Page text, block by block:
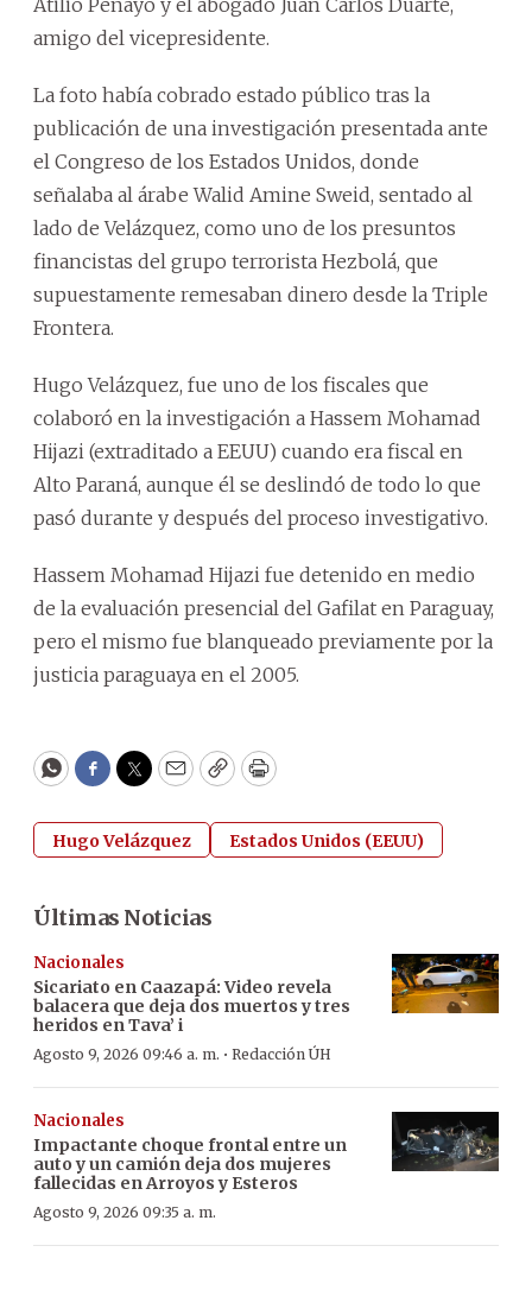
amigo del vicepresidente.
La foto había cobrado estado público tras la
publicación de una investigación presentada ante
el Congreso de los Estados Unidos, donde
señalaba al árabe Walid Amine Sweid, sentado al
lado de Velázquez, como uno de los presuntos
financistas del grupo terrorista Hezbolá, que
supuestamente remesaban dinero desde la Triple
Frontera.
Hugo Velázquez, fue uno de los fiscales que
colaboró en la investigación a Hassem Mohamad
Hijazi (extraditado a EEUU) cuando era fiscal en
Alto Paraná, aunque él se deslindó de todo lo que
pasó durante y después del proceso investigativo.
Hassem Mohamad Hijazi fue detenido en medio
de la evaluación presencial del Gafilat en Paraguay,
pero el mismo fue blanqueado previamente por la
justicia paraguaya en el 2005.
WhatsApp
Facebook
Twitter
EmailCopyPrint
Hugo Velázquez Estados Unidos (EEUU)
Últimas Noticias
Nacionales
Sicariato en Caazapá: Video revela
balacera que deja dos muertos y tres
heridos en Tava’ i
Agosto 9, 2026 09:46 a. m. · Redacción ÚH
Nacionales
Impactante choque frontal entre un
auto y un camión deja dos mujeres
fallecidas en Arroyos y Esteros
Agosto 9, 2026 09:35 a. m.